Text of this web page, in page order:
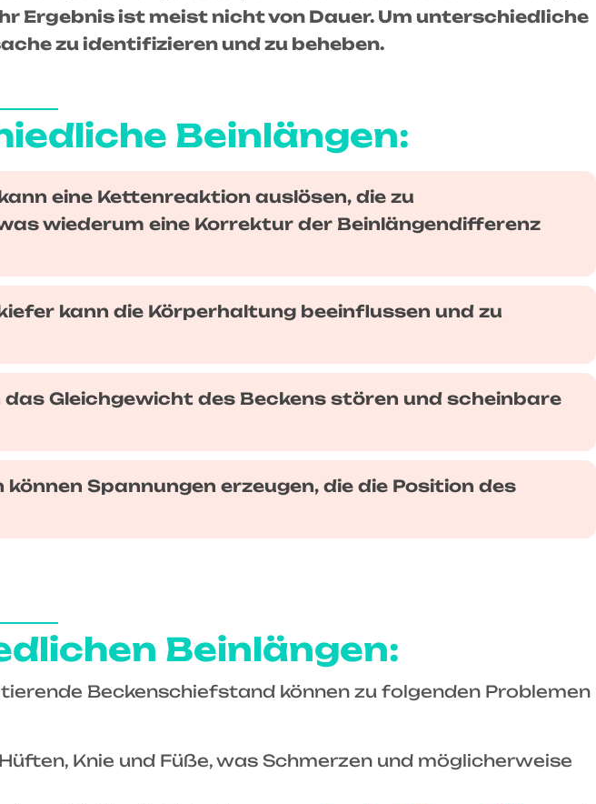
Ergebnis ist meist nicht von Dauer. Um unterschiedliche
zu identifizieren und zu beheben.
Beinlängen:
eine Kettenreaktion auslösen, die zu
wiederum eine Korrektur der Beinlängendifferenz
kann die Körperhaltung beeinflussen und zu
Gleichgewicht des Beckens stören und scheinbare
Spannungen erzeugen, die die Position des
Beinlängen:
Beckenschiefstand können zu folgenden Problemen
Knie und Füße, was Schmerzen und möglicherweise